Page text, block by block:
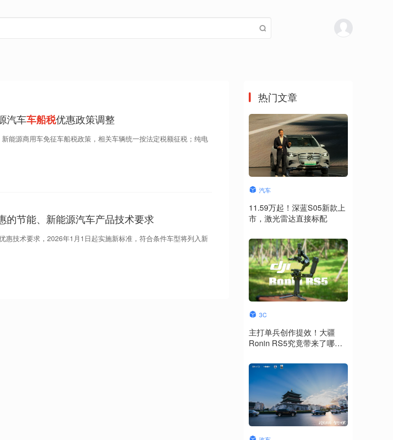
汽车车船税优惠政策调整
能源商用车免征车船税政策，相关车辆统一按法定税额征税；纯电
的节能、新能源汽车产品技术要求
惠技术要求，2026年1月1日起实施新标准，符合条件车型将列入新
热门文章
汽车
11.59万起！深蓝S05新款上
市，激光雷达直接标配
3C
主打单兵创作提效！大疆
Ronin RS5究竟带来了哪些